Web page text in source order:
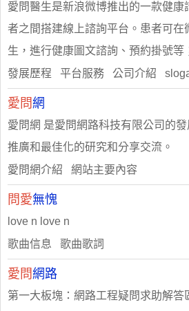
愛問醫生是新浪微博推出的一款健康
者之間搭建線上諮詢平台。患者可在
生，進行健康圖文諮詢、預約掛號等
發展歷程 平台服務 公司介紹
愛問網
愛問網 是愛問網路科技有限公司的
推廣和最佳化的研究和分享交流。
愛問網介紹 網站主要內容
問愛無愧
love n love n
歌曲信息 歌曲歌詞
愛問網路
第一大板塊：網路工程疑問求助解答